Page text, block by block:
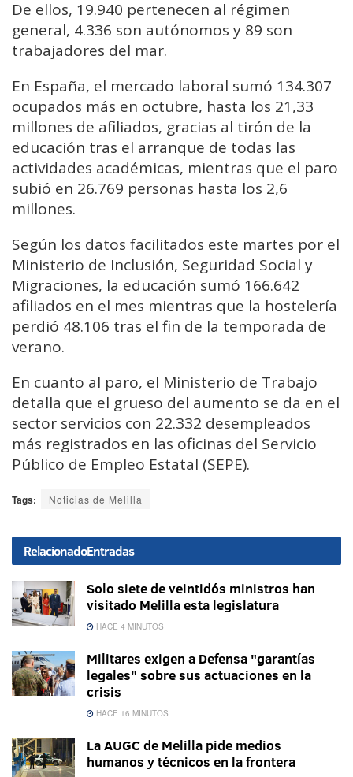
De ellos, 19.940 pertenecen al régimen
general, 4.336 son autónomos y 89 son
trabajadores del mar.
En España, el mercado laboral sumó 134.307
ocupados más en octubre, hasta los 21,33
millones de afiliados, gracias al tirón de la
educación tras el arranque de todas las
actividades académicas, mientras que el paro
subió en 26.769 personas hasta los 2,6
millones.
Según los datos facilitados este martes por el
Ministerio de Inclusión, Seguridad Social y
Migraciones, la educación sumó 166.642
afiliados en el mes mientras que la hostelería
perdió 48.106 tras el fin de la temporada de
verano.
En cuanto al paro, el Ministerio de Trabajo
detalla que el grueso del aumento se da en el
sector servicios con 22.332 desempleados
más registrados en las oficinas del Servicio
Público de Empleo Estatal (SEPE).
Tags: Noticias de Melilla
RelacionadoEntradas
Solo siete de veintidós ministros han
visitado Melilla esta legislatura
HACE 4 MINUTOS
Militares exigen a Defensa "garantías
legales" sobre sus actuaciones en la
crisis
HACE 16 MINUTOS
La AUGC de Melilla pide medios
humanos y técnicos en la frontera